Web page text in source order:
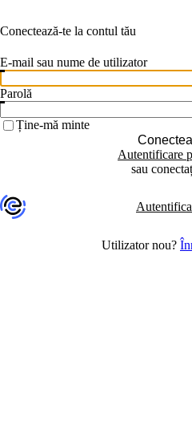
Conectează-te la contul tău
E-mail sau nume de utilizator
Parolă
Ține-mă minte
Autentificare
sau
Utilizator nou?